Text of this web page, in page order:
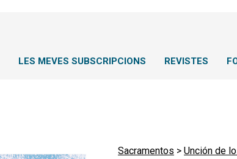
LES MEVES SUBSCRIPCIONS REVISTES
Sacramentos > Unción de